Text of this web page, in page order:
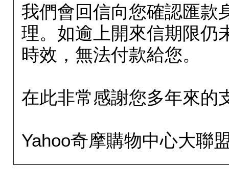
我們會回信向您確認匯款
理。如逾上開來信期限仍
時效，無法付款給您。
在此非常感謝您多年來的
Yahoo奇摩購物中心大